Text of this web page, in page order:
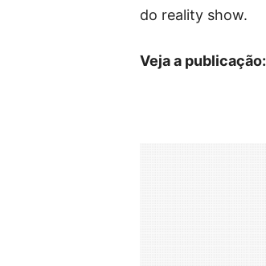
do reality show.
Veja a publicação: